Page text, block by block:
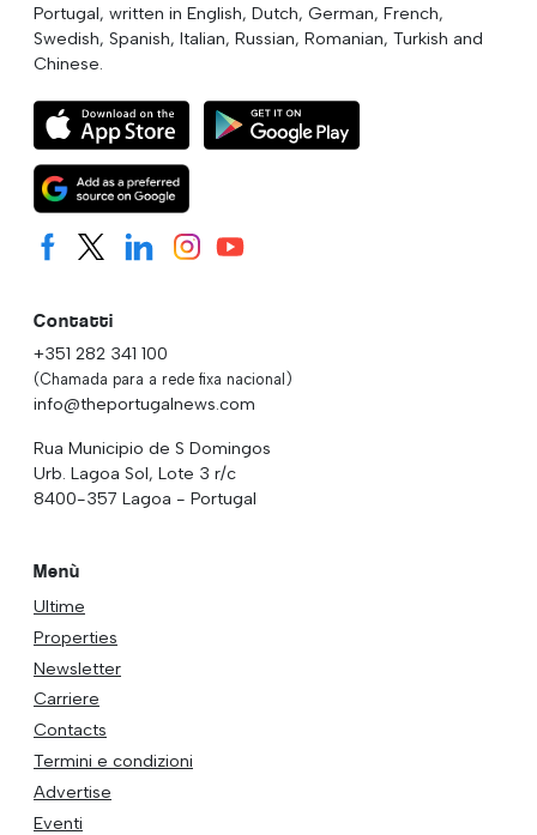
Portugal, written in English, Dutch, German, French,
Swedish, Spanish, Italian, Russian, Romanian, Turkish and
Chinese.
Contatti
+351 282 341 100
(Chamada para a rede fixa nacional)
info@theportugalnews.com
Rua Municipio de S Domingos
Urb. Lagoa Sol, Lote 3 r/c
8400-357 Lagoa - Portugal
Menù
Ultime
Properties
Newsletter
Carriere
Contacts
Termini e condizioni
Advertise
Eventi